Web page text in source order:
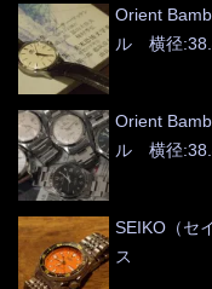
Orient
ル 横径
Orient
ル 横径
SEIKO（セ
ス